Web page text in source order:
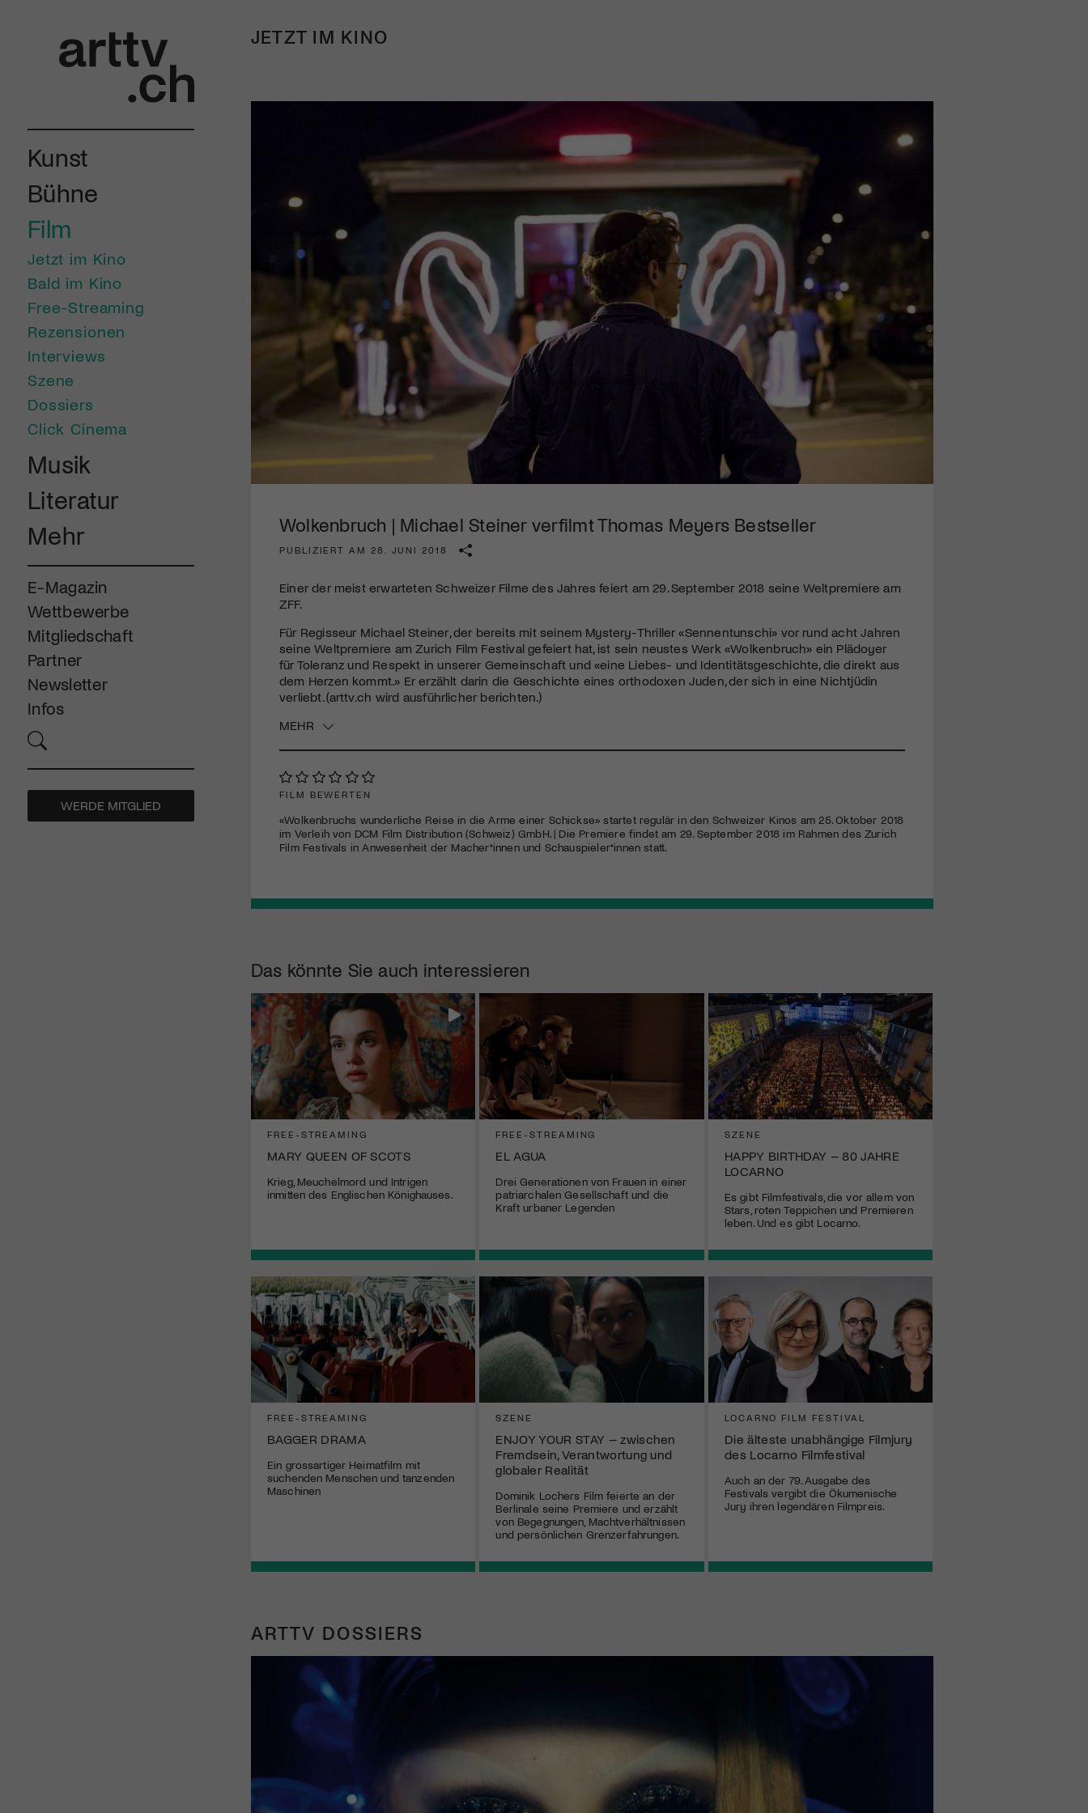
Kunst
Bühne
Film
Jetzt im Kino
Bald im Kino
Free-Streaming
Rezensionen
Interviews
Szene
Dossiers
Click Cinema
Musik
Literatur
Mehr
E-Magazin
Wettbewerbe
Mitgliedschaft
Partner
Newsletter
Infos
WERDE MITGLIED
JETZT IM KINO
Wolkenbruch | Michael Steiner verfilmt Thomas Meyers Bestseller
PUBLIZIERT AM 28. JUNI 2018
Einer der meist erwarteten Schweizer Filme des Jahres feiert am 29. September 2018 seine Weltpremiere am
ZFF.
Für Regisseur Michael Steiner, der bereits mit seinem Mystery-Thriller «Sennentunschi» vor rund acht Jahren
seine Weltpremiere am Zurich Film Festival gefeiert hat, ist sein neustes Werk «Wolkenbruch» ein Plädoyer
für Toleranz und Respekt in unserer Gemeinschaft und «eine Liebes- und Identitätsgeschichte, die direkt aus
dem Herzen kommt.» Er erzählt darin die Geschichte eines orthodoxen Juden, der sich in eine Nichtjüdin
verliebt. (arttv.ch wird ausführlicher berichten.)
MEHR
FILM BEWERTEN
«Wolkenbruchs wunderliche Reise in die Arme einer Schickse» startet regulär in den Schweizer Kinos am 25. Oktober 2018
im Verleih von DCM Film Distribution (Schweiz) GmbH. | Die Premiere findet am 29. September 2018 im Rahmen des Zurich
Film Festivals in Anwesenheit der Macher*innen und Schauspieler*innen statt.
Das könnte Sie auch interessieren
FREE-STREAMING
MARY QUEEN OF SCOTS
Krieg, Meuchelmord und Intrigen
inmitten des Englischen Könighauses.
FREE-STREAMING
EL AGUA
Drei Generationen von Frauen in einer
patriarchalen Gesellschaft und die
Kraft urbaner Legenden
SZENE
HAPPY BIRTHDAY – 80 JAHRE
LOCARNO
Es gibt Filmfestivals, die vor allem von
Stars, roten Teppichen und Premieren
leben. Und es gibt Locarno.
FREE-STREAMING
BAGGER DRAMA
Ein grossartiger Heimatfilm mit
suchenden Menschen und tanzenden
Maschinen
SZENE
ENJOY YOUR STAY – zwischen
Fremdsein, Verantwortung und
globaler Realität
Dominik Lochers Film feierte an der
Berlinale seine Premiere und erzählt
von Begegnungen, Machtverhältnissen
und persönlichen Grenzerfahrungen.
LOCARNO FILM FESTIVAL
Die älteste unabhängige Filmjury
des Locarno Filmfestival
Auch an der 79. Ausgabe des
Festivals vergibt die Ökumenische
Jury ihren legendären Filmpreis.
ARTTV DOSSIERS
Mach mit: «Be Part of the Art»!
Engagiere dich als Kulturliebhaber:in, Kulturschaffende(r) oder
Kulturinstitution und unterstütze unsere Arbeit.
Mit deiner Mitgliedschaft erhältst du kostenlosen Zugang zu
diversen Kulturevents.
Jetzt Mitglied werden